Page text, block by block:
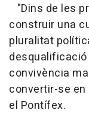
"Dins de les
construir una
pluralitat
desqualificació
convivència
convertir-se
el Pontífex.